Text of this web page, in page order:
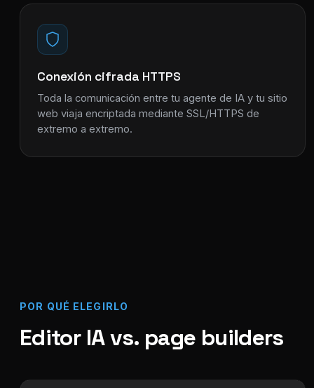
Conexión cifrada HTTPS
Toda la comunicación entre tu agente de IA y tu sitio
web viaja encriptada mediante SSL/HTTPS de
extremo a extremo.
POR QUÉ ELEGIRLO
Editor IA vs. page builders